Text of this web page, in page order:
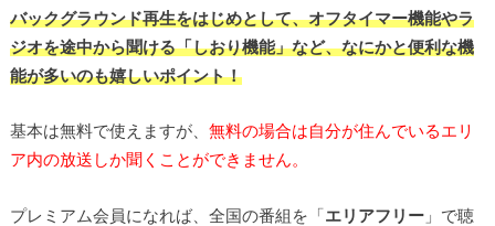
バックグラウンド再生をはじめとして、オフタイマー機能やラ
ジオを途中から聞ける「しおり機能」など、なにかと便利な機
能が多いのも嬉しいポイント！
基本は無料で使えますが、 無料の場合は自分が住んでいるエリ
ア内の放送しか聞くことができません。
プレミアム会員になれば、全国の番組を「エリアフリー」で聴